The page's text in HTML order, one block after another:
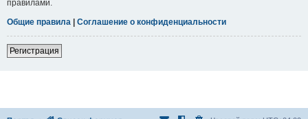
правилами.
Общие правила | Соглашение о конфиденциальности
Регистрация